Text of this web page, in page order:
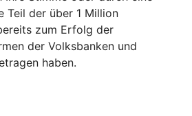
Teil der über 1 Million
zum Erfolg der
der Volksbanken und
haben.